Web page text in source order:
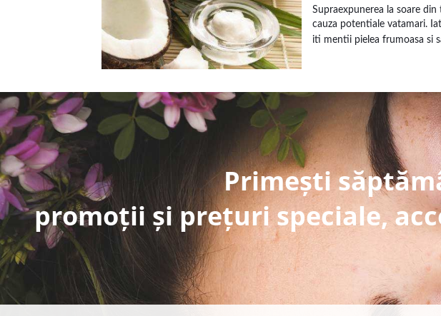
Supraexpunerea la soare
cauza potentiale vatamari.
iti mentii pielea frumoasa si
Primești
promoții și prețuri speciale,